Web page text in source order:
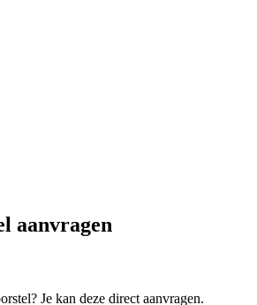
aanvragen
Je kan deze direct aanvragen.